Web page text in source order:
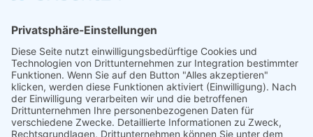
Betrieb Öffnungszeiten
Nudelfabrik & Markt Cafe
Fisch, Fleisch, Gastronomie, Geschenke, Getränke,
Getreideprodukte, Gourmet-Zutaten, Handwerk, Honig,
Aufstriche & Co, Milchprodukte, Obst & Gemüse, Süßes &
Snacks, Weitere Hofprodukte